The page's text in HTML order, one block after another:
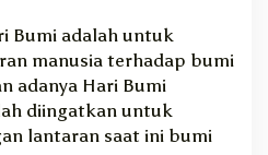
Bumi adalah untuk
manusia terhadap bumi
adanya Hari Bumi
diingatkan untuk
lantaran saat ini bumi